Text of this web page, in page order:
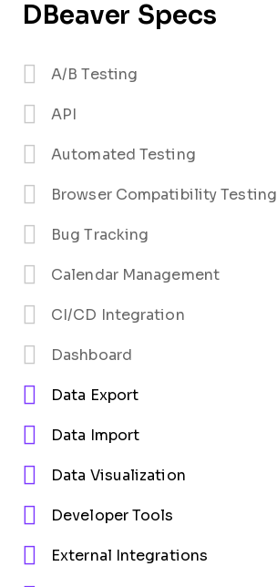
DBeaver Specs
A/B Testing
API
Automated Testing
Browser Compatibility Testing
Bug Tracking
Calendar Management
CI/CD Integration
Dashboard
Data Export
Data Import
Data Visualization
Developer Tools
External Integrations